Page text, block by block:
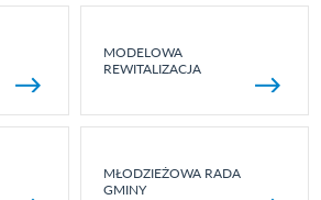
MODELOWA
REWITALIZACJA
MŁODZIEŻOWA RADA
GMINY